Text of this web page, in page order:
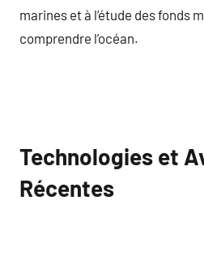
marines et à l’étude des fonds
comprendre l’océan.
Technologies et
Récentes